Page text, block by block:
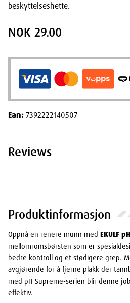
Produktinformasjon
Oppnå en renere munn med EKULF
mellomromsbørsten som er
bedre kontroll og et stødigere grep.
avgjørende for å fjerne plakk der
med pH Supreme-serien blir denne
effektiv.
beskyttelseshette.
NOK 29.00
Ean:7392222140507
Reviews